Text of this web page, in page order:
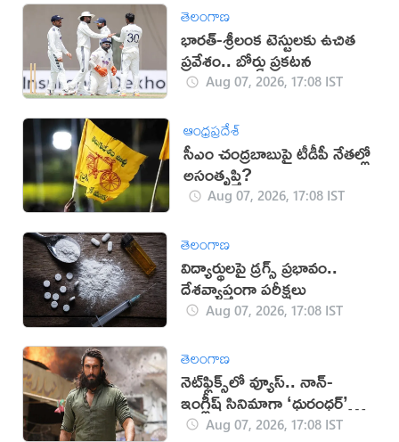
తెలంగాణ
భారత్-శ్రీలంక టెస్టులకు ఉచిత
ప్రవేశం.. బోర్డు ప్రకటన
Aug 07, 2026, 17:08 IST
ఆంధ్రప్రదేశ్
సీఎం చంద్రబాబుపై టీడీపీ నేతల్లో
అసంతృప్తి?
Aug 07, 2026, 17:08 IST
తెలంగాణ
విద్యార్థులపై డ్రగ్స్ ప్రభావం..
దేశవ్యాప్తంగా పరీక్షలు
Aug 07, 2026, 17:08 IST
తెలంగాణ
నెట్‌ఫ్లిక్స్‌లో వ్యూస్.. నాన్-
ఇంగ్లీష్ సినిమాగా ‘ధురంధర్’
రికార్డుAug 07, 2026, 17:08 IST